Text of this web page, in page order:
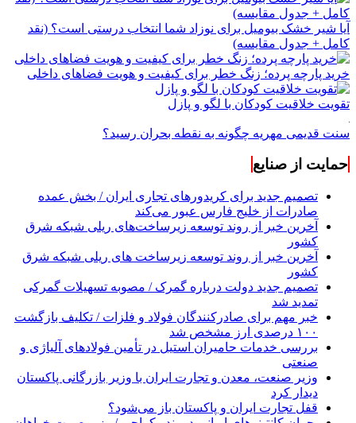
آیا شیر خشک بیومیل برای نوزاد شما انتخاب درستی است؟ (نقد
کامل + جدول مقایسه)
خرید پارچه پرده؛ زنگ خطر برای کیفیت و هویت فضاهای داخلی
تقویت خلاقیت کودکان با لگو و پازل
سنت قدیمی مهریه چگونه به نقطه بحران رسید؟
حمایت از صنایع
تصمیم جدید برای کریدورهای تجاری ایران / بخش عمده
صادرات از خلیج فارس عبور می‌کند
آخرین خبر از روند توسعه زیرساخت‌های ریلی شبکه شرق
کشور
آخرین خبر از روند توسعه زیرساخت های ریلی شبکه شرق
کشور
تصمیم جدید دولت درباره گمرک / مصوبه تسهیلات گمرکی
تمدید شد
خبر مهم برای صادرکنندگان فولاد و فلزات / تکلیف بازگشت
۱۰۰ درصدی ارز مشخص شد
بررسی خدمات حامیران استیل در تأمین فولادهای آلیاژی و
صنعتی
وزیر صنعت، معدن و تجارت ایران با وزیر بازرگانی پاکستان
دیدار کرد
قفل تجارت ایران و پاکستان باز می‌شود؟